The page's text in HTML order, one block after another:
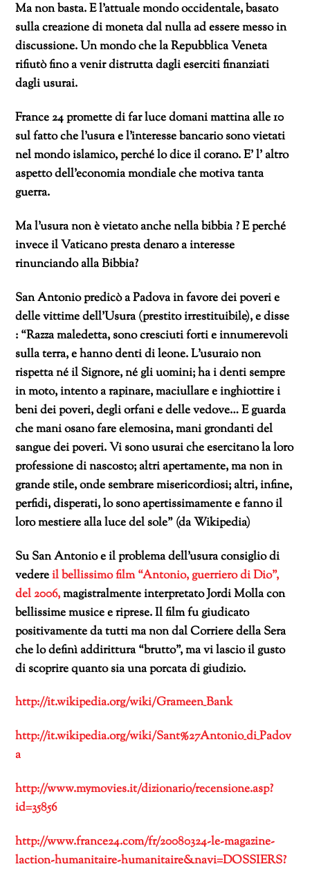
Ma non basta. E l’attuale mondo occidentale, basato
sulla creazione di moneta dal nulla ad essere messo in
discussione. Un mondo che la Repubblica Veneta
rifiutò fino a venir distrutta dagli eserciti finanziati
dagli usurai.
France 24 promette di far luce domani mattina alle 10
sul fatto che l’usura e l’interesse bancario sono vietati
nel mondo islamico, perché lo dice il corano. E’ l’ altro
aspetto dell’economia mondiale che motiva tanta
guerra.
Ma l’usura non è vietato anche nella bibbia ? E perché
invece il Vaticano presta denaro a interesse
rinunciando alla Bibbia?
San Antonio predicò a Padova in favore dei poveri e
delle vittime dell’Usura (prestito irrestituibile), e disse
: “Razza maledetta, sono cresciuti forti e innumerevoli
sulla terra, e hanno denti di leone. L’usuraio non
rispetta né il Signore, né gli uomini; ha i denti sempre
in moto, intento a rapinare, maciullare e inghiottire i
beni dei poveri, degli orfani e delle vedove… E guarda
che mani osano fare elemosina, mani grondanti del
sangue dei poveri. Vi sono usurai che esercitano la loro
professione di nascosto; altri apertamente, ma non in
grande stile, onde sembrare misericordiosi; altri, infine,
perfidi, disperati, lo sono apertissimamente e fanno il
loro mestiere alla luce del sole” (da Wikipedia)
Su San Antonio e il problema dell’usura consiglio di
vedereil bellissimo film “Antonio, guerriero di Dio”,
del 2006,magistralmente interpretato Jordi Molla con
bellissime musice e riprese. Il film fu giudicato
positivamente da tutti ma non dal Corriere della Sera
che lo definì addirittura “brutto”, ma vi lascio il gusto
di scoprire quanto sia una porcata di giudizio.
http://it.wikipedia.org/wiki/Grameen_Bank
http://it.wikipedia.org/wiki/Sant%27Antonio_di_Padov
a
http://www.mymovies.it/dizionario/recensione.asp?
id=35856
http://www.france24.com/fr/20080324-le-magazine-
laction-humanitaire-humanitaire&navi=DOSSIERS?